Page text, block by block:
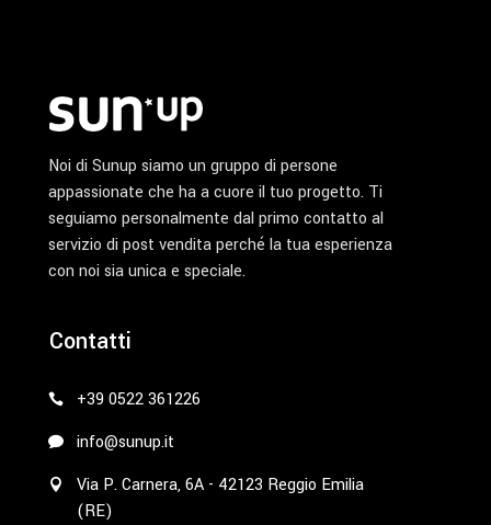
Noi di Sunup siamo un gruppo di persone
appassionate che ha a cuore il tuo progetto. Ti
seguiamo personalmente dal primo contatto al
servizio di post vendita perché la tua esperienza
con noi sia unica e speciale.
Contatti
+39 0522 361226
info@sunup.it
Via P. Carnera, 6A - 42123 Reggio Emilia
(RE)